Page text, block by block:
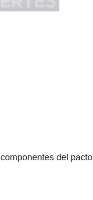
del pacto